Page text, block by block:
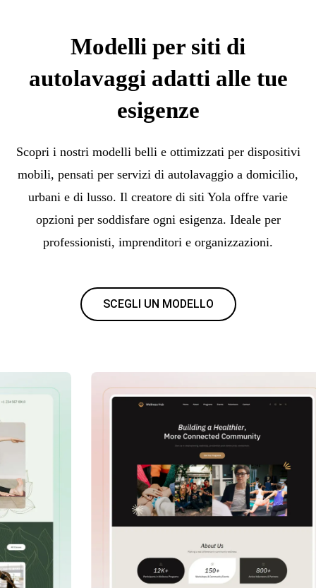
Modelli per siti di
autolavaggi adatti alle tue
esigenze
Scopri i nostri modelli belli e ottimizzati per dispositivi
mobili, pensati per servizi di autolavaggio a domicilio,
urbani e di lusso. Il creatore di siti Yola offre varie
opzioni per soddisfare ogni esigenza. Ideale per
professionisti, imprenditori e organizzazioni.
SCEGLI UN MODELLO